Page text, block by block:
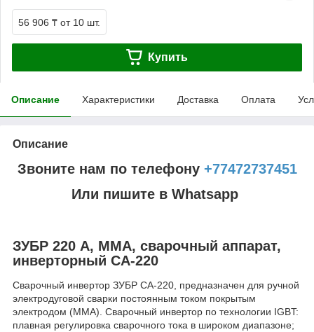
56 906 ₸ от 10 шт.
Купить
Описание Характеристики Доставка Оплата
Описание
Звоните нам по телефону +77472737451
Или пишите в Whatsapp
ЗУБР 220 А, MMA, сварочный аппарат,
инверторный СА-220
Сварочный инвертор ЗУБР СА-220, предназначен для ручной
электродуговой сварки постоянным током покрытым
электродом (ММА). Сварочный инвертор по технологии IGBT:
плавная регулировка сварочного тока в широком диапазоне;